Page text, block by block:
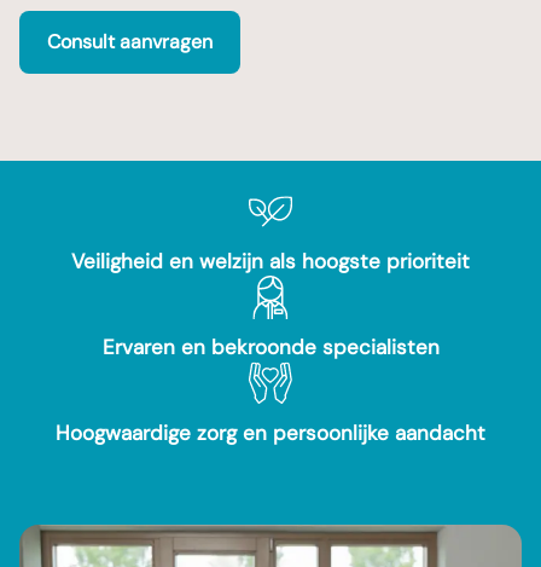
Consult aanvragen
Veiligheid en welzijn als hoogste prioriteit
Ervaren en bekroonde specialisten
Hoogwaardige zorg en persoonlijke aandacht